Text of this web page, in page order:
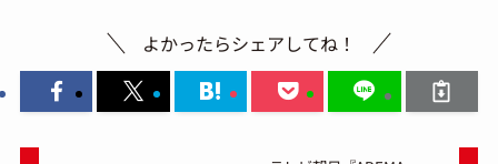
よかったらシェアしてね！